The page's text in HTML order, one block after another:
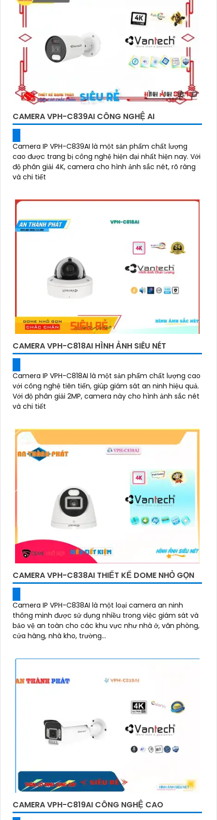
CAMERA VPH-C839AI CÔNG NGHỆ AI
Camera IP VPH-C839AI là một sản phẩm chất lượng
cao được trang bị công nghệ hiện đại nhất hiện nay. Với
độ phân giải 4K, camera cho hình ảnh sắc nét, rõ ràng
và chi tiết
CAMERA VPH-C818AI HÌNH ẢNH SIÊU NÉT
Camera IP VPH-C818AI là một sản phẩm chất lượng cao
với công nghệ tiên tiến, giúp giám sát an ninh hiệu quả.
Với độ phân giải 2MP, camera này cho hình ảnh sắc nét
và chi tiết
CAMERA VPH-C838AI THIẾT KẾ DOME NHỎ GỌN
Camera IP VPH-C838AI là một loại camera an ninh
thông minh được sử dụng nhiều trong việc giám sát và
bảo vệ an toàn cho các khu vực như nhà ở, văn phòng,
cửa hàng, nhà kho, trường...
CAMERA VPH-C819AI CÔNG NGHỆ CAO